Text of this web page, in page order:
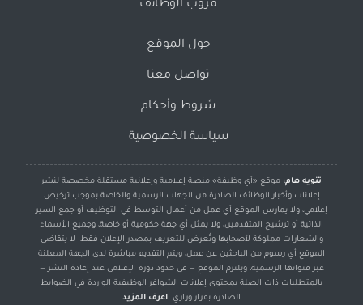
قروب الوظائف
حول الموقع
تواصل معنا
شروط وأحكام
سياسة الخصوصية
تنويه هام: موقع «أي وظيفة» منصة إعلامية وإعلانية مستقلة مخصصة لنشر
إعلانات وأخبار الوظائف الصادرة من الجهات الرسمية والخاصة بموجب ترخيص
إعلامي، ولا يمارس الموقع أي عمل من أعمال التوسط في التوظيف أو جمع السير
الذاتية أو ترشيح المتقدمين، ولا يمثل أي جهة حكومية أو خاصة، وجميع الأسماء
والشعارات مملوكة لأصحابها وتُعرض للتعريف بمصدر الإعلان فقط. لا يتقاضى
الموقع أي رسوم من الباحثين عن عمل، ويتم التقديم مباشرة لدى الجهة المعلنة
عبر قنواتها الرسمية، ويلتزم الموقع — في حدود دوره الإعلامي عند إعادة النشر —
بالمتطلبات ذات الصلة بمحتوى إعلانات الشواغر الوظيفية الواردة في الضوابط
الصادرة بقرار وزاري. اعرف المزيد